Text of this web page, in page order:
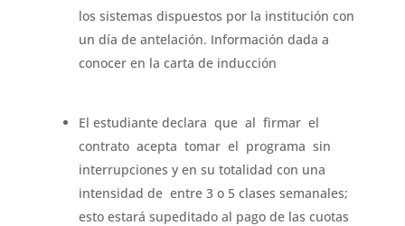
los sistemas dispuestos por la institución con
un día de antelación. Información dada a
conocer en la carta de inducción
El estudiante declara que al firmar el
contrato acepta tomar el programa sin
interrupciones y en su totalidad con una
intensidad de entre 3 o 5 clases semanales;
esto estará supeditado al pago de las cuotas